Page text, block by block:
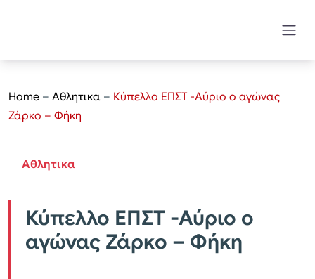
Home – Αθλητικα – Κύπελλο ΕΠΣΤ -Αύριο ο αγώνας
Ζάρκο – Φήκη
Αθλητικα
Κύπελλο ΕΠΣΤ -Αύριο ο
αγώνας Ζάρκο – Φήκη